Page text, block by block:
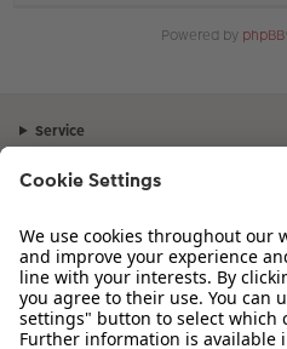
Powered by phpBB
Service
Sortiment